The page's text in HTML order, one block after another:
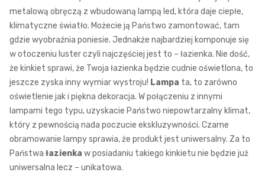
metalową obręczą z wbudowaną lampą led, która daje ciepłe,
klimatyczne światło. Możecie ją Państwo zamontować, tam
gdzie wyobraźnia poniesie. Jednakże najbardziej komponuje się
w otoczeniu luster czyli najczęściej jest to – łazienka. Nie dość,
że kinkiet sprawi, że Twoja łazienka będzie cudnie oświetlona, to
jeszcze zyska inny wymiar wystroju! Lampa ta, to zarówno
oświetlenie jak i piękna dekoracja. W połączeniu z innymi
lampami tego typu, uzyskacie Państwo niepowtarzalny klimat,
który z pewnością nada poczucie ekskluzywności. Czarne
obramowanie lampy sprawia, że produkt jest uniwersalny. Za to
Państwa łazienka w posiadaniu takiego kinkietu nie będzie już
uniwersalna lecz – unikatowa.